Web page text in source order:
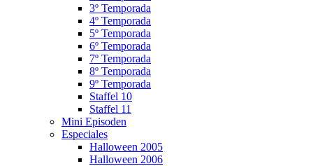
3º Temporada
4º Temporada
5º Temporada
6º Temporada
7º Temporada
8º Temporada
9º Temporada
Staffel 10
Staffel 11
Mini Episoden
Especiales
Halloween 2005
Halloween 2006